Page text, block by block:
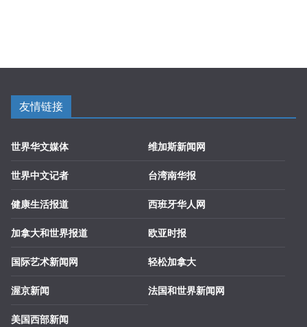
友情链接
世界华文媒体
世界中文记者
健康生活报道
加拿大和世界报道
国际艺术新闻网
渥京新闻
美国西部新闻
维加斯新闻网
台湾南华报
西班牙华人网
欧亚时报
轻松加拿大
法国和世界新闻网